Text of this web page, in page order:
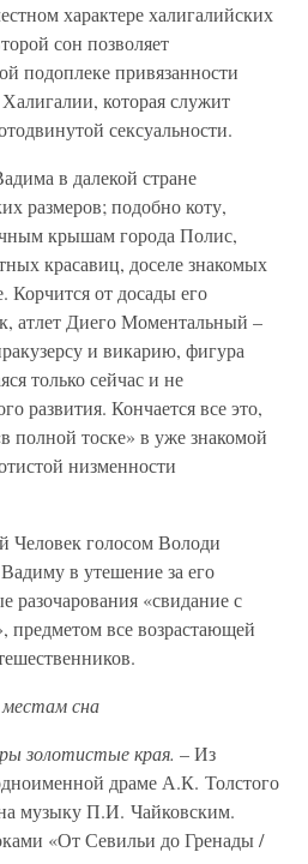
характере халигалийских
сон позволяет
подоплеке привязанности
которая служит
сексуальности.
в далекой стране
размеров; подобно коту,
крышам города Полис,
красавиц, доселе знакомых
Корчится от досады его
атлет Диего Моментальный –
и викарию, фигура
только сейчас и не
развития. Кончается все это,
полной тоске» в уже знакомой
низменности
голосом Володи
в утешение за его
разочарования «свидание с
предметом все возрастающей
сна
золотистые края. – Из
драме А.К. Толстого
музыку П.И. Чайковским.
«От Севильи до Гренады /